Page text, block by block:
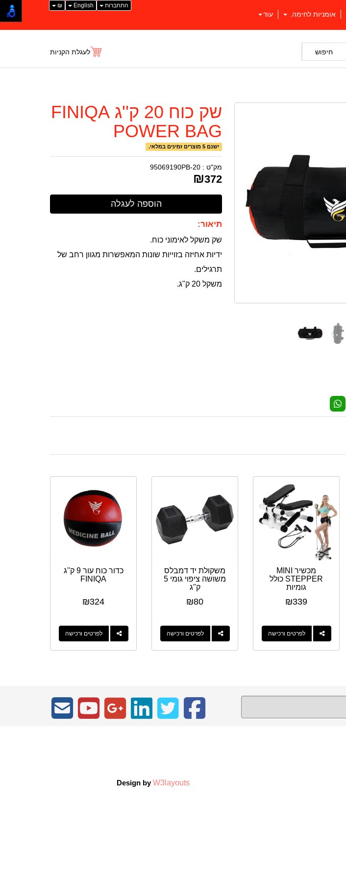
התחברות English
₪
אומניות לחימה. עוד
חיפוש לעגלת הקניות
שק כוח 20 ק''ג FINIQA
POWER BAG
ישנם 5 מוצרים זמינים במלאי.
מק"ט : 95069190PB-20
₪372
תיאור:
שק משקל לאימוני כוח.
ידיות אחיזה בזוייות שונות המאפשרות מגוון רחב של
תרגילים.
משקל 20 ק"ג.
מכשיר MINI
STEPPER כולל
גומיות
₪339
לפרטים ורכישה
משקולת יד דמבלס
משושה ציפוי גומי 5
ק"ג
₪80
לפרטים ורכישה
כדור כוח עור 9 ק''ג
FINIQA
₪324
לפרטים ורכישה
Design byW3layouts